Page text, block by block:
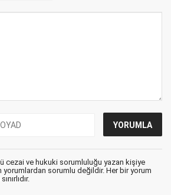
cezai ve hukuki sorumluluğu yazan kişiye
yorumlardan sorumlu değildir. Her bir yorum